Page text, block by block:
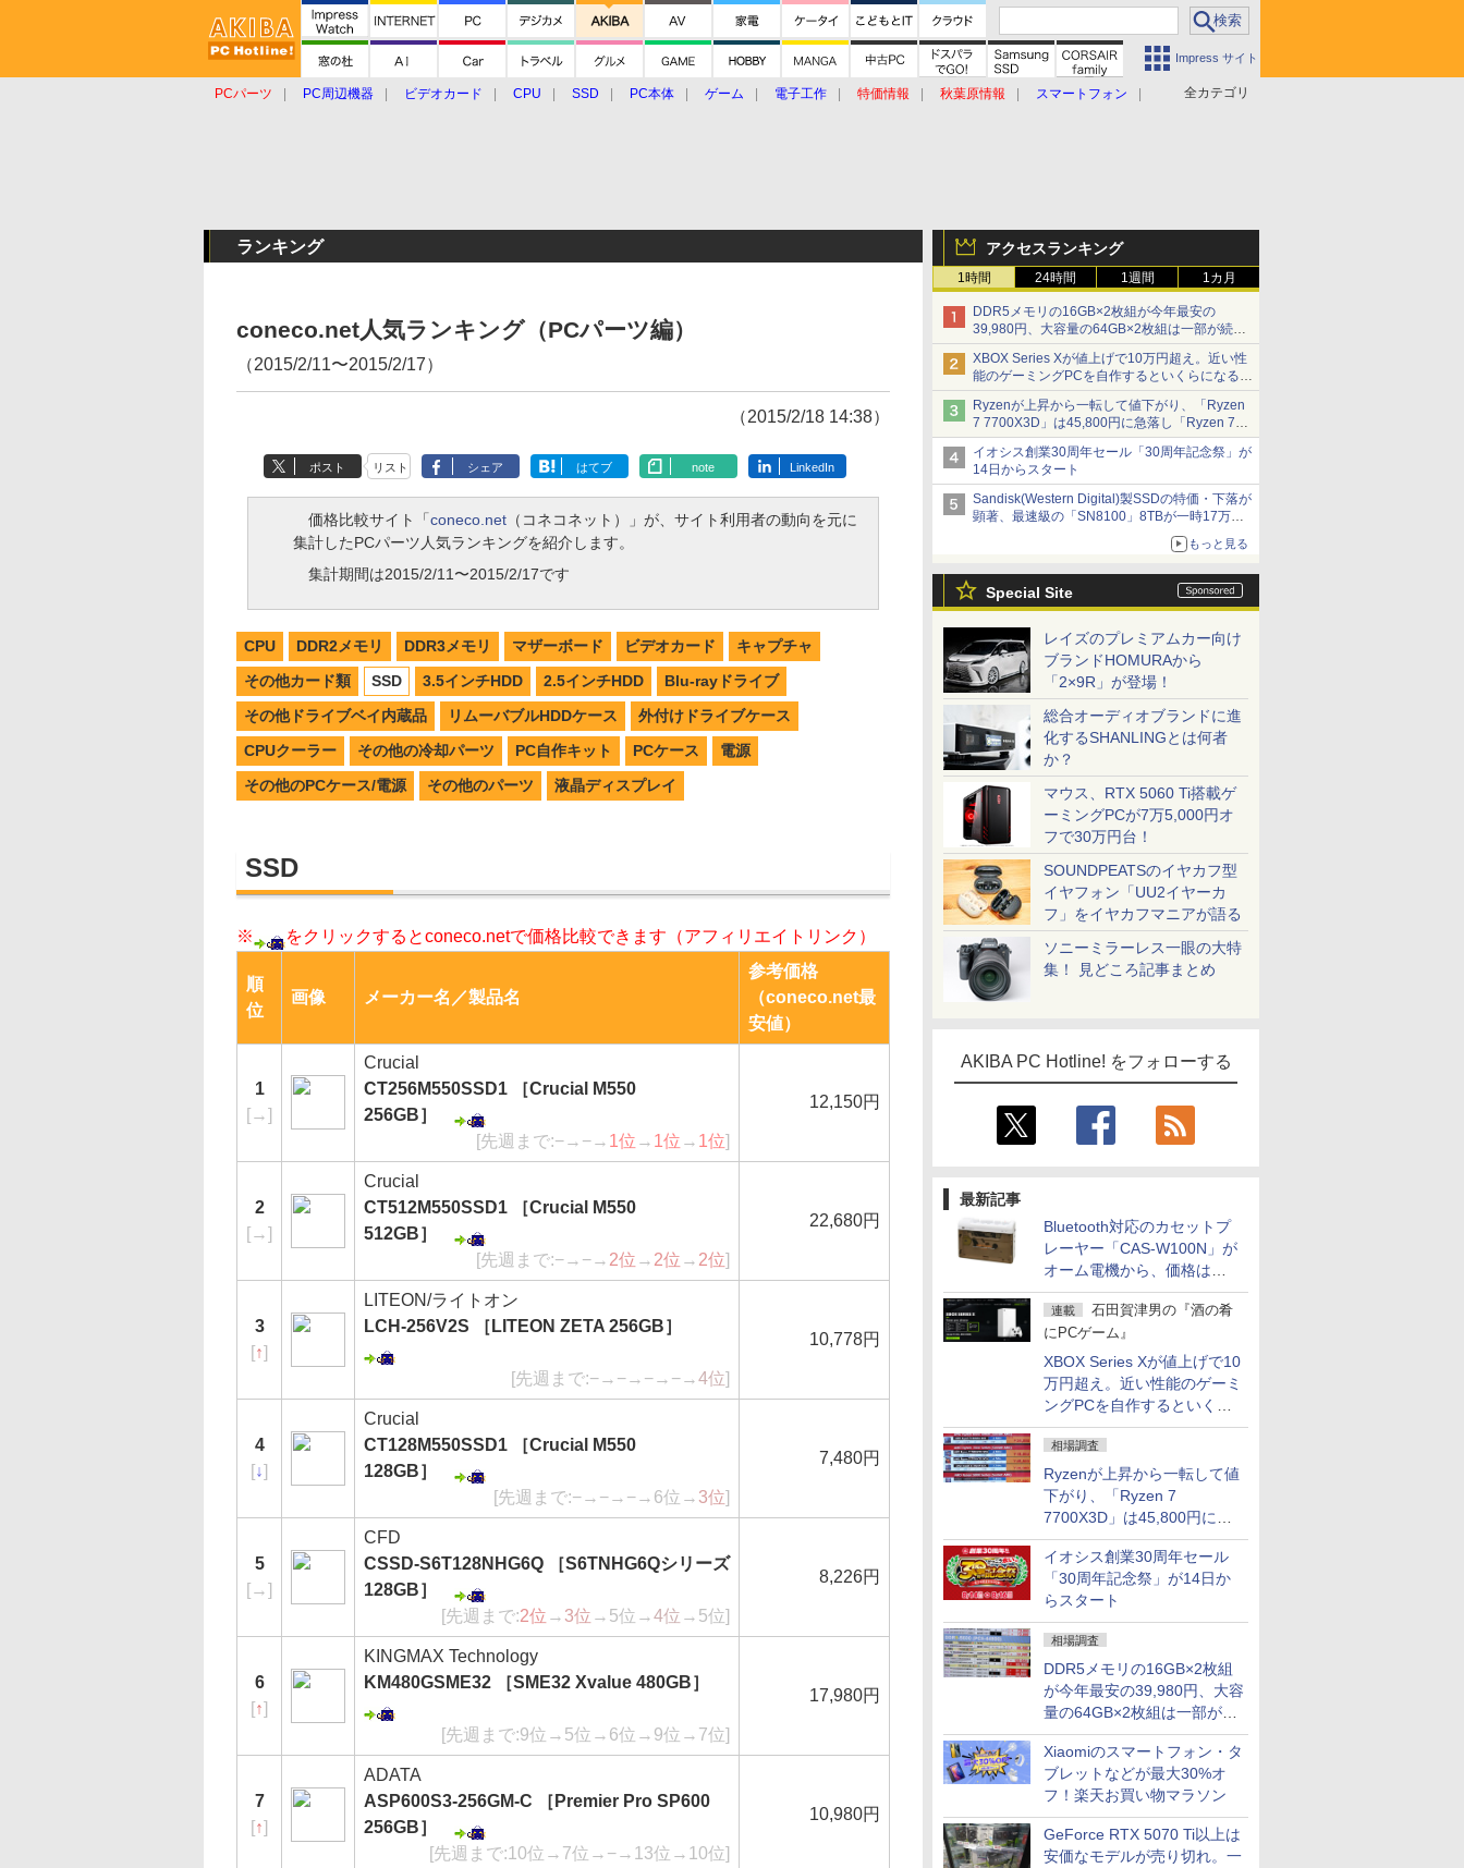
Impress サイト
全カテゴリ
PCパーツ PC周辺機器 ビデオカード CPU SSD PC本体 ゲーム 電子工作 特価情報 秋葉原情報
スマートフォン
アクセスランキング
1時間 24時間 1週間 1カ月
DDR5メモリの16GB×2枚組が今年最安の
39,980円、大容量の64GB×2枚組は一部が続騰
[8月前半のメモリ価格]
XBOX Series Xが値上げで10万円超え。近い性
能のゲーミングPCを自作するといくらになる？
【石田賀津男の『酒の肴にPCゲーム』】
Ryzenが上昇から一転して値下がり、「Ryzen
7 7700X3D」は45,800円に急落し「Ryzen 7
7800X3D」との価格逆転解消 [8月前半のCPU
価格]
イオシス創業30周年セール「30周年記念祭」が
14日からスタート
Sandisk(Western Digital)製SSDの特価・下落が
顕著、最速級の「SN8100」8TBが一時17万円
もっと見る
Special Site
レイズのプレミアムカー向け
ブランドHOMURAから
「2×9R」が登場！
総合オーディオブランドに進
化するSHANLINGとは何者
か？
マウス、RTX 5060 Ti搭載ゲ
ーミングPCが7万5,000円オ
フで30万円台！
SOUNDPEATSのイヤカフ型
イヤフォン「UU2イヤーカ
フ」をイヤカフマニアが語る
ソニーミラーレス一眼の大特
集！ 見どころ記事まとめ
AKIBA PC Hotline! をフォローする
最新記事
Bluetooth対応のカセットプ
レーヤー「CAS-W100N」が
オーム電機から、価格は
5,940円
連載
石田賀津男の『酒の肴
にPCゲーム』
XBOX Series Xが値上げで10
万円超え。近い性能のゲーミ
ングPCを自作するといくら
になる？
相場調査
Ryzenが上昇から一転して値
下がり、「Ryzen 7
7700X3D」は45,800円に急
落し「Ryzen 7 7800X3D」
との価格逆転解消 [8月前半の
CPU価格]
イオシス創業30周年セール
「30周年記念祭」が14日か
らスタート
相場調査
DDR5メモリの16GB×2枚組
が今年最安の39,980円、大容
量の64GB×2枚組は一部が続
騰 [8月前半のメモリ価格]
Xiaomiのスマートフォン・タ
ブレットなどが最大30%オ
フ！楽天お買い物マラソン
GeForce RTX 5070 Ti以上は
安価なモデルが売り切れ。一
ランキング
coneco.net人気ランキング（PCパーツ編）
（2015/2/11〜2015/2/17）
（2015/2/18 14:38）
ポスト リスト シェア はてブ note LinkedIn
価格比較サイト「coneco.net（コネコネット）」が、サイト利用者の動向を元に
集計したPCパーツ人気ランキングを紹介します。
集計期間は2015/2/11〜2015/2/17です
CPU DDR2メモリ DDR3メモリ マザーボード ビデオカード
キャプチャ
その他カード類
SSD 3.5インチHDD 2.5インチHDD
Blu-rayドライブ
その他ドライブベイ内蔵品
リムーバブルHDDケース
外付けドライブケース
CPUクーラー
その他の冷却パーツ PC自作キット PCケース
電源
その他のPCケース/電源
その他のパーツ 液晶ディスプレイ
SSD
※ をクリックするとconeco.netで価格比較できます（アフィリエイトリンク）
順
位
画像 メーカー名／製品名
参考価格
（coneco.net最
安値）
1
[→]
Crucial
CT256M550SSD1 ［Crucial M550
256GB］
[先週まで:−→−→ 1位 → 1位 → 1位]
12,150円
2
[→]
Crucial
CT512M550SSD1 ［Crucial M550
512GB］
[先週まで:−→−→ 2位 → 2位 → 2位]
22,680円
3
[↑]
LITEON/ライトオン
LCH-256V2S ［LITEON ZETA 256GB］
[先週まで:−→−→−→−→4位]
10,778円
4
[↓]
Crucial
CT128M550SSD1 ［Crucial M550
128GB］
[先週まで:−→−→−→6位→ 3位]
7,480円
5
[→]
CFD
CSSD-S6T128NHG6Q ［S6TNHG6Qシリーズ
128GB］
[先週まで:2位 → 3位 →5位→4位 →5位]
8,226円
6
[↑]
KINGMAX Technology
KM480GSME32 ［SME32 Xvalue 480GB］
[先週まで:9位→5位→6位→9位→7位]
17,980円
7
[↑]
ADATA
ASP600S3-256GM-C ［Premier Pro SP600
256GB］
[先週まで:10位→7位→−→13位→10位]
10,980円